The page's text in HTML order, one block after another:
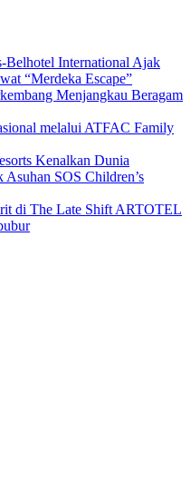
International Ajak
“Merdeka Escape”
Menjangkau Beragam
melalui ATFAC Family
Kenalkan Dunia
Asuhan SOS Children’s
di The Late Shift ARTOTEL